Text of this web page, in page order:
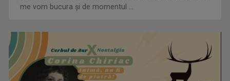
me vom bucura şi de momentul ...